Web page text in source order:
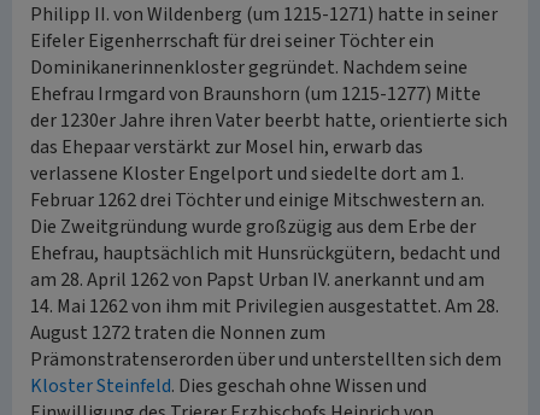
Philipp II. von Wildenberg (um 1215-1271) hatte in seiner
Eifeler Eigenherrschaft für drei seiner Töchter ein
Dominikanerinnenkloster gegründet. Nachdem seine
Ehefrau Irmgard von Braunshorn (um 1215-1277) Mitte
der 1230er Jahre ihren Vater beerbt hatte, orientierte sich
das Ehepaar verstärkt zur Mosel hin, erwarb das
verlassene Kloster Engelport und siedelte dort am 1.
Februar 1262 drei Töchter und einige Mitschwestern an.
Die Zweitgründung wurde großzügig aus dem Erbe der
Ehefrau, hauptsächlich mit Hunsrückgütern, bedacht und
am 28. April 1262 von Papst Urban IV. anerkannt und am
14. Mai 1262 von ihm mit Privilegien ausgestattet. Am 28.
August 1272 traten die Nonnen zum
Prämonstratenserorden über und unterstellten sich dem
Kloster Steinfeld. Dies geschah ohne Wissen und